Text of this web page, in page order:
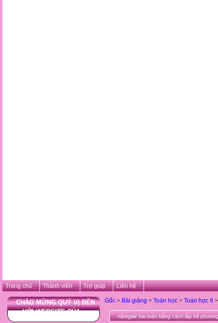
Trang chủ Thành viên Trợ giúp Liên hệ
CHÀO MỪNG QUÝ VỊ ĐẾN
VỚI WEBSITE CỦA ...
Gốc > Bài giảng > Toán học > Toán học 9 >
nămgiair bài toán bằng cách lập hệ